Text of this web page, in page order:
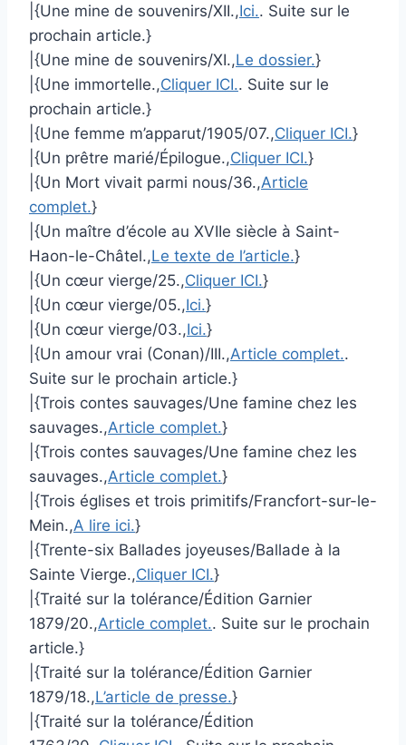
|{Une mine de souvenirs/XII.,Ici.. Suite sur le
prochain article.}
|{Une mine de souvenirs/XI.,Le dossier.}
|{Une immortelle.,Cliquer ICI.. Suite sur le
prochain article.}
|{Une femme m’apparut/1905/07.,Cliquer ICI.}
|{Un prêtre marié/Épilogue.,Cliquer ICI.}
|{Un Mort vivait parmi nous/36.,Article
complet.}
|{Un maître d’école au XVIIe siècle à Saint-
Haon-le-Châtel.,Le texte de l’article.}
|{Un cœur vierge/25.,Cliquer ICI.}
|{Un cœur vierge/05.,Ici.}
|{Un cœur vierge/03.,Ici.}
|{Un amour vrai (Conan)/III.,Article complet..
Suite sur le prochain article.}
|{Trois contes sauvages/Une famine chez les
sauvages.,Article complet.}
|{Trois contes sauvages/Une famine chez les
sauvages.,Article complet.}
|{Trois églises et trois primitifs/Francfort-sur-le-
Mein.,A lire ici.}
|{Trente-six Ballades joyeuses/Ballade à la
Sainte Vierge.,Cliquer ICI.}
|{Traité sur la tolérance/Édition Garnier
1879/20.,Article complet.. Suite sur le prochain
article.}
|{Traité sur la tolérance/Édition Garnier
1879/18.,L’article de presse.}
|{Traité sur la tolérance/Édition